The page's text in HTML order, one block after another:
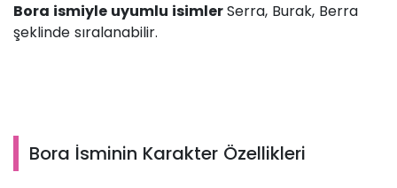
Bora ismiyle uyumlu isimlerSerra, Burak, Berra
şeklinde sıralanabilir.
Bora İsminin Karakter Özellikleri